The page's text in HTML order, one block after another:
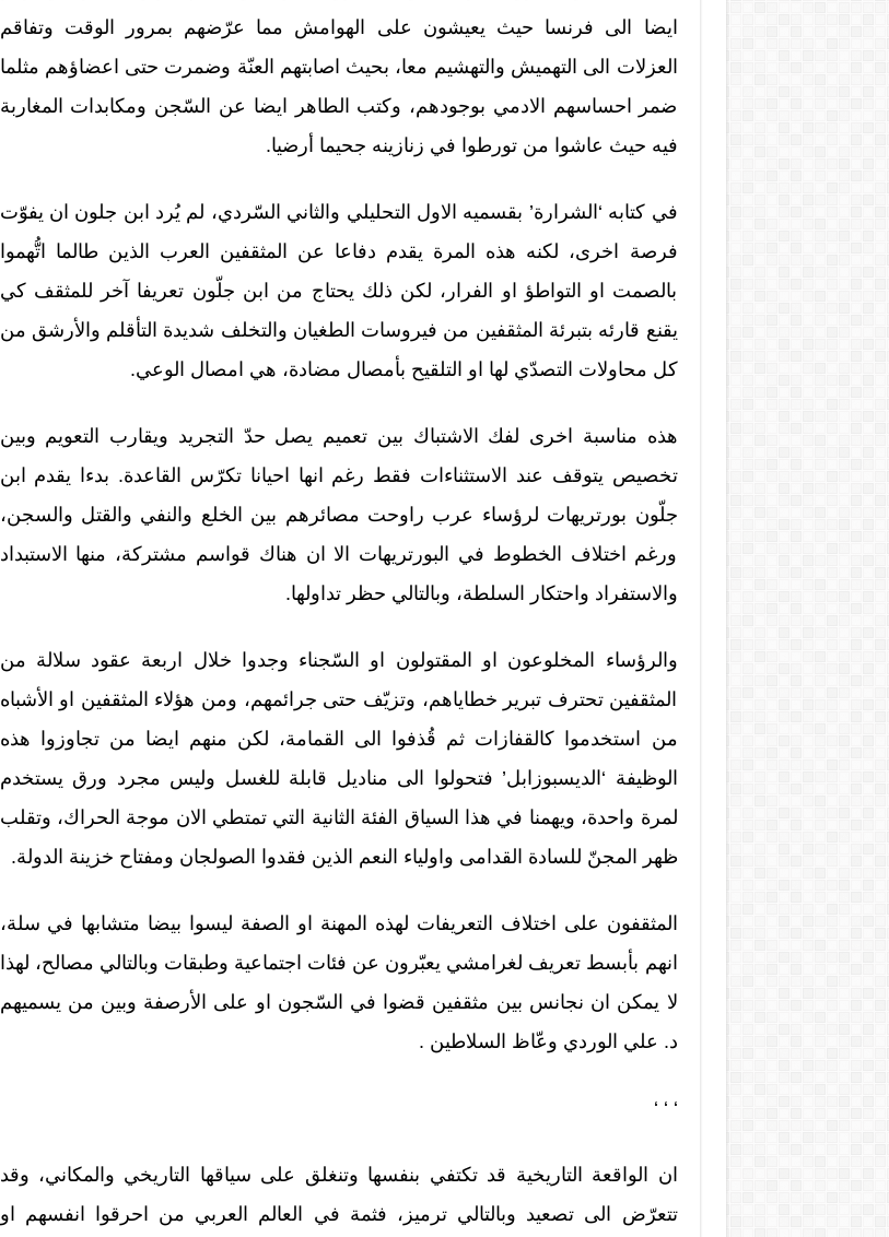
ايضا الى فرنسا حيث يعيشون على الهوامش مما عرّضهم بمرور الوقت وتفاقم
العزلات الى التهميش والتهشيم معا، بحيث اصابتهم العنّة وضمرت حتى اعضاؤهم مثلما
ضمر احساسهم الادمي بوجودهم، وكتب الطاهر ايضا عن السّجن ومكابدات المغاربة
فيه حيث عاشوا من تورطوا في زنازينه جحيما أرضيا.
في كتابه ‘الشرارة’ بقسميه الاول التحليلي والثاني السّردي، لم يُرد ابن جلون ان يفوّت
فرصة اخرى، لكنه هذه المرة يقدم دفاعا عن المثقفين العرب الذين طالما اتُّهموا
بالصمت او التواطؤ او الفرار، لكن ذلك يحتاج من ابن جلّون تعريفا آخر للمثقف كي
يقنع قارئه بتبرئة المثقفين من فيروسات الطغيان والتخلف شديدة التأقلم والأرشق من
كل محاولات التصدّي لها او التلقيح بأمصال مضادة، هي امصال الوعي.
هذه مناسبة اخرى لفك الاشتباك بين تعميم يصل حدّ التجريد ويقارب التعويم وبين
تخصيص يتوقف عند الاستثناءات فقط رغم انها احيانا تكرّس القاعدة. بدءا يقدم ابن
جلّون بورتريهات لرؤساء عرب راوحت مصائرهم بين الخلع والنفي والقتل والسجن،
ورغم اختلاف الخطوط في البورتريهات الا ان هناك قواسم مشتركة، منها الاستبداد
والاستفراد واحتكار السلطة، وبالتالي حظر تداولها.
والرؤساء المخلوعون او المقتولون او السّجناء وجدوا خلال اربعة عقود سلالة من
المثقفين تحترف تبرير خطاياهم، وتزيّف حتى جرائمهم، ومن هؤلاء المثقفين او الأشباه
من استخدموا كالقفازات ثم قُذفوا الى القمامة، لكن منهم ايضا من تجاوزوا هذه
الوظيفة ‘الديسبوزابل’ فتحولوا الى مناديل قابلة للغسل وليس مجرد ورق يستخدم
لمرة واحدة، ويهمنا في هذا السياق الفئة الثانية التي تمتطي الان موجة الحراك، وتقلب
ظهر المجنّ للسادة القدامى واولياء النعم الذين فقدوا الصولجان ومفتاح خزينة الدولة.
المثقفون على اختلاف التعريفات لهذه المهنة او الصفة ليسوا بيضا متشابها في سلة،
انهم بأبسط تعريف لغرامشي يعبّرون عن فئات اجتماعية وطبقات وبالتالي مصالح، لهذا
لا يمكن ان نجانس بين مثقفين قضوا في السّجون او على الأرصفة وبين من يسميهم
د. علي الوردي وعّاظ السلاطين .
‘ ‘ ‘
ان الواقعة التاريخية قد تكتفي بنفسها وتنغلق على سياقها التاريخي والمكاني، وقد
تتعرّض الى تصعيد وبالتالي ترميز، فثمة في العالم العربي من احرقوا انفسهم او